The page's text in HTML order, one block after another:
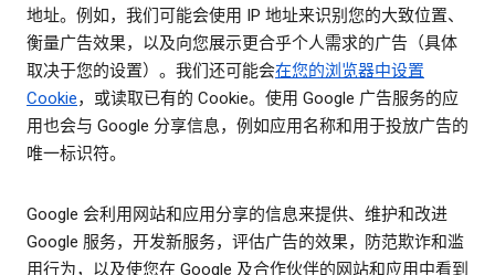
地址。例如，我们可能会使用 IP 地址来识别您的大致位置、
衡量广告效果，以及向您展示更合乎个人需求的广告（具体
取决于您的设置）。我们还可能会在您的浏览器中设置
Cookie，或读取已有的 Cookie。使用 Google 广告服务的应
用也会与 Google 分享信息，例如应用名称和用于投放广告的
唯一标识符。
Google 会利用网站和应用分享的信息来提供、维护和改进
Google 服务，开发新服务，评估广告的效果，防范欺诈和滥
用行为，以及使您在 Google 及合作伙伴的网站和应用中看到